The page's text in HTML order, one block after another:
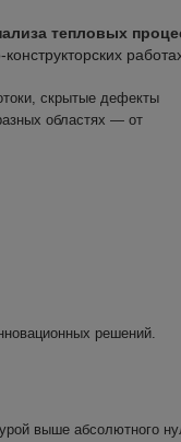
тепловых
скрытые дефекты
областях — от
решений.
выше абсолютного